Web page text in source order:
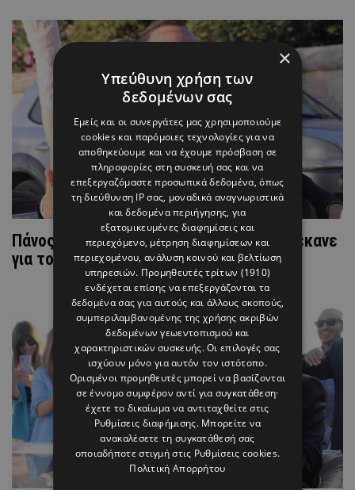
Πάνος Μουζουράκης: Η αποκάλυψη που έκανε
για τον τοκετό της συζύγου του
×
Υπεύθυνη χρήση των
δεδομένων σας
Εμείς και οι συνεργάτες μας χρησιμοποιούμε
cookies και παρόμοιες τεχνολογίες για να
αποθηκεύουμε και να έχουμε πρόσβαση σε
πληροφορίες στη συσκευή σας και να
επεξεργαζόμαστε προσωπικά δεδομένα, όπως
τη διεύθυνση IP σας, μοναδικά αναγνωριστικά
και δεδομένα περιήγησης, για
εξατομικευμένες διαφημίσεις και
περιεχόμενο, μέτρηση διαφημίσεων και
περιεχομένου, ανάλυση κοινού και βελτίωση
υπηρεσιών. Προμηθευτές τρίτων (1910)
ενδέχεται επίσης να επεξεργάζονται τα
δεδομένα σας για αυτούς και άλλους σκοπούς,
συμπεριλαμβανομένης της χρήσης ακριβών
δεδομένων γεωεντοπισμού και
χαρακτηριστικών συσκευής. Οι επιλογές σας
ισχύουν μόνο για αυτόν τον ιστότοπο.
Ορισμένοι προμηθευτές μπορεί να βασίζονται
σε έννομο συμφέρον αντί για συγκατάθεση·
έχετε το δικαίωμα να αντιταχθείτε στις
Ρυθμίσεις διαφήμισης. Μπορείτε να
ανακαλέσετε τη συγκατάθεσή σας
οποιαδήποτε στιγμή στις Ρυθμίσεις cookies.
Πολιτική Απορρήτου